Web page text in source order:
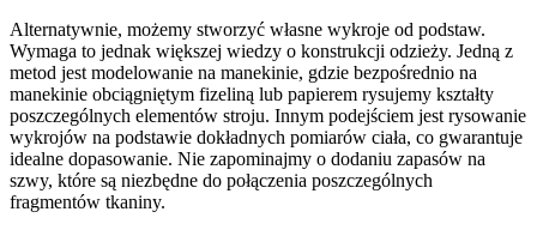
Alternatywnie, możemy stworzyć własne wykroje od podstaw.
Wymaga to jednak większej wiedzy o konstrukcji odzieży. Jedną z
metod jest modelowanie na manekinie, gdzie bezpośrednio na
manekinie obciągniętym fizeliną lub papierem rysujemy kształty
poszczególnych elementów stroju. Innym podejściem jest rysowanie
wykrojów na podstawie dokładnych pomiarów ciała, co gwarantuje
idealne dopasowanie. Nie zapominajmy o dodaniu zapasów na
szwy, które są niezbędne do połączenia poszczególnych
fragmentów tkaniny.